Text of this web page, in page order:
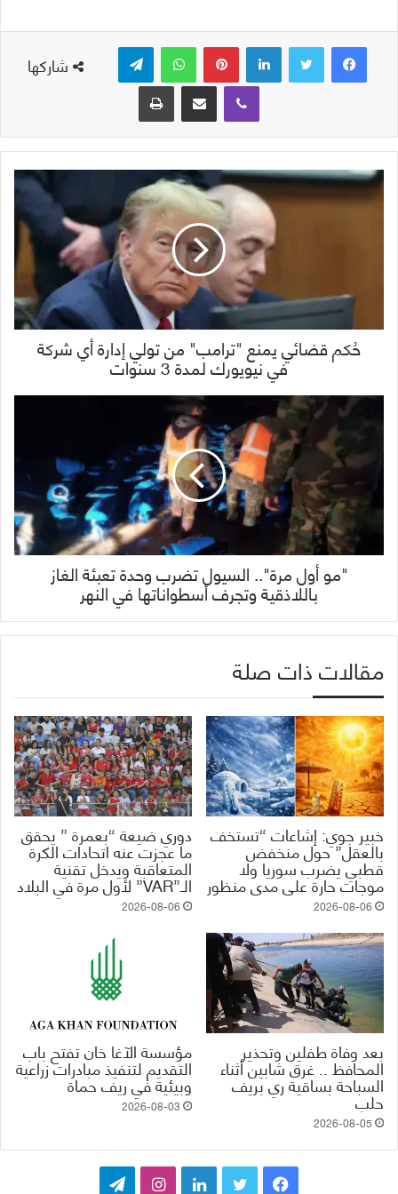
شاركها
لينكدإن بينتيريست واتساب
ڤايبر
مشاركة عبر البريد طباعة
حُكم قضائي يمنع "ترامب" من تولي إدارة أي شركة
في نيويورك لمدة 3 سنوات
"مو أول مرة".. السيول تضرب وحدة تعبئة الغاز
باللاذقية وتجرف أسطواناتها في النهر
مقالات ذات صلة
خبير جوي: إشاعات “تستخف
بالعقل” حول منخفض
قطبي يضرب سوريا ولا
موجات حارة على مدى منظور
2026-08-06
دوري ضيعة “بعمرة ” يحقق
ما عجزت عنه اتحادات الكرة
المتعاقبة ويدخل تقنية
الـ”VAR” لأول مرة في البلاد
2026-08-06
بعد وفاة طفلين وتحذير
المحافظ .. غرق شابين أثناء
السباحة بساقية ري بريف
حلب
2026-08-05
مؤسسة الآغا خان تفتح باب
التقديم لتنفيذ مبادرات زراعية
وبيئية في ريف حماة
2026-08-03